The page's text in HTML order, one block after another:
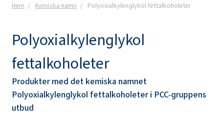
Hem Kemiska namn Polyoxialkylenglykol fettalkoholeter
Polyoxialkylenglykol
fettalkoholeter
Produkter med det kemiska namnet
Polyoxialkylenglykol fettalkoholeter i PCC-gruppens
utbud